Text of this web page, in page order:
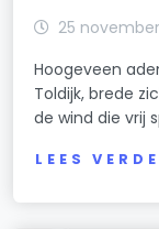
25
Hoogeveen
Toldijk, brede
de wind die vrij
LEES